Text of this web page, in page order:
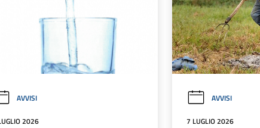
AVVISI
2026
AVVISI
7 LUGLIO 2026